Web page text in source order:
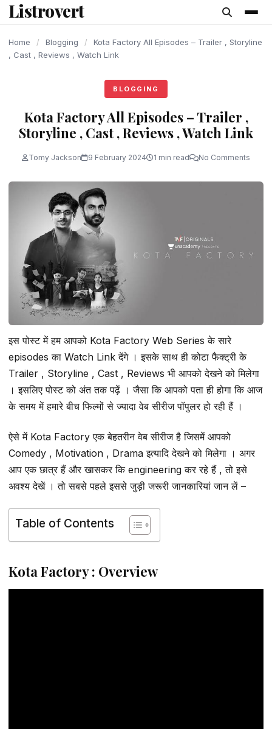
content
Listrovert
Home / Blogging /
Kota Factory All Episodes – Trailer , Storyline
, Cast , Reviews , Watch Link
BLOGGING
Kota Factory All Episodes – Trailer ,
Storyline , Cast , Reviews , Watch Link
Tomy Jackson 9 February 2024 1 min read No Comments
इस पोस्ट में हम आपको Kota Factory Web Series के सारे
episodes का Watch Link देंगे । इसके साथ ही कोटा फैक्ट्री के
Trailer , Storyline , Cast , Reviews भी आपको देखने को मिलेगा
। इसलिए पोस्ट को अंत तक पढ़ें । जैसा कि आपको पता ही होगा कि आज
के समय में हमारे बीच फिल्मों से ज्यादा वेब सीरीज पॉपुलर हो रही हैं ।
ऐसे में Kota Factory एक बेहतरीन वेब सीरीज है जिसमें आपको
Comedy , Motivation , Drama इत्यादि देखने को मिलेगा । अगर
आप एक छात्र हैं और खासकर कि engineering कर रहे हैं , तो इसे
अवश्य देखें । तो सबसे पहले इससे जुड़ी जरूरी जानकारियां जान लें –
Table of Contents
Kota Factory : Overview